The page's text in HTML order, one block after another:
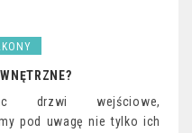
drzwi wejściowe,
pod uwagę nie tylko ich